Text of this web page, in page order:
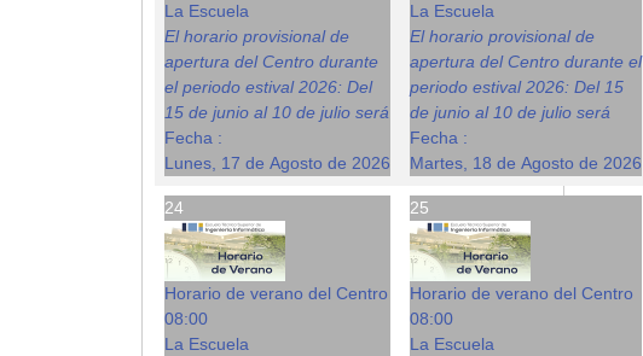
La Escuela
El horario provisional de
apertura del Centro durante
el periodo estival 2026: Del
15 de junio al 10 de julio será
Fecha :
Lunes, 17 de Agosto de 2026
La Escuela
El horario provisional de
apertura del Centro durante el
periodo estival 2026: Del 15
de junio al 10 de julio será
Fecha :
Martes, 18 de Agosto de 2026
24
Horario de verano del Centro
08:00
La Escuela
25
Horario de verano del Centro
08:00
La Escuela